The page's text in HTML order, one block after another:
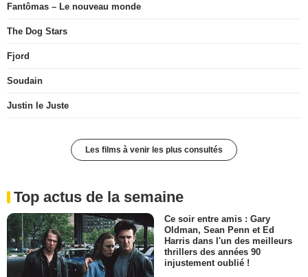
Fantômas – Le nouveau monde
The Dog Stars
Fjord
Soudain
Justin le Juste
Les films à venir les plus consultés
Top actus de la semaine
Ce soir entre amis : Gary
Oldman, Sean Penn et Ed
Harris dans l'un des meilleurs
thrillers des années 90
injustement oublié !